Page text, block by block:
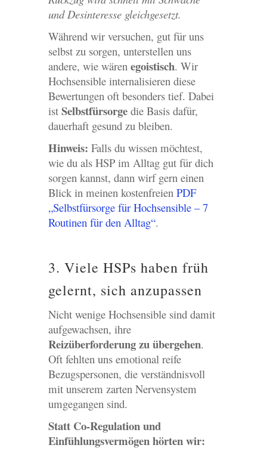
und Desinteresse gleichgesetzt.
Während wir versuchen, gut für uns
selbst zu sorgen, unterstellen uns
andere, wie wären egoistisch. Wir
Hochsensible internalisieren diese
Bewertungen oft besonders tief. Dabei
ist Selbstfürsorgedie Basis dafür,
dauerhaft gesund zu bleiben.
Hinweis: Falls du wissen möchtest,
wie du als HSP im Alltag gut für dich
sorgen kannst, dann wirf gern einen
Blick in meinen kostenfreien PDF
„Selbstfürsorge für Hochsensible – 7
Routinen für den Alltag“.
3. Viele HSPs haben früh
gelernt, sich anzupassen
Nicht wenige Hochsensible sind damit
aufgewachsen, ihre
Reizüberforderung zu übergehen.
Oft fehlten uns emotional reife
Bezugspersonen, die verständnisvoll
mit unserem zarten Nervensystem
umgegangen sind.
Statt Co-Regulation und
Einfühlungsvermögen hörten wir: